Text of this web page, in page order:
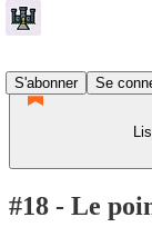
S'abonner
Se
#18 - Le